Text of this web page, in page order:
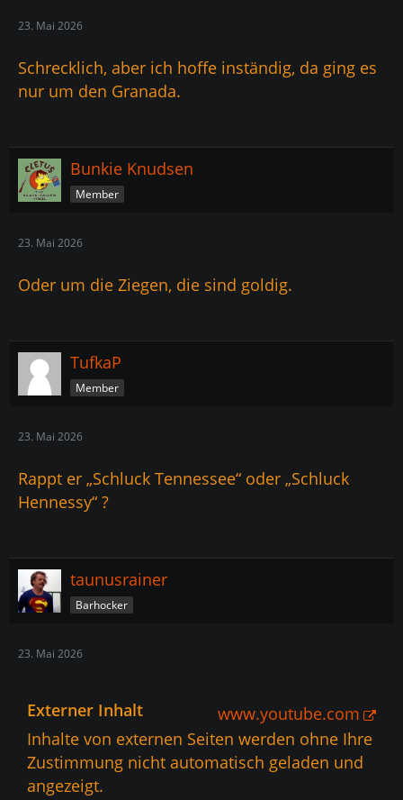
23. Mai 2026
Schrecklich, aber ich hoffe inständig, da ging es
nur um den Granada.
Bunkie Knudsen
Member
23. Mai 2026
Oder um die Ziegen, die sind goldig.
TufkaP
Member
23. Mai 2026
Rappt er „Schluck Tennessee“ oder „Schluck
Hennessy“ ?
taunusrainer
Barhocker
23. Mai 2026
Externer Inhalt
www.youtube.com
Inhalte von externen Seiten werden ohne Ihre
Zustimmung nicht automatisch geladen und
angezeigt.